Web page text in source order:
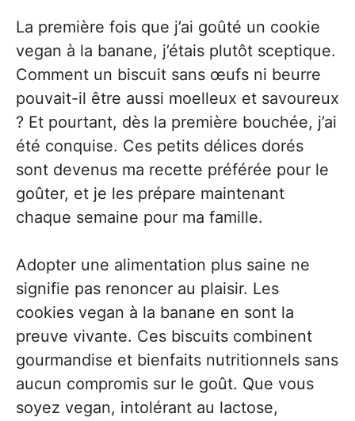
La première fois que j’ai goûté un cookie
vegan à la banane, j’étais plutôt sceptique.
Comment un biscuit sans œufs ni beurre
pouvait-il être aussi moelleux et savoureux
? Et pourtant, dès la première bouchée, j’ai
été conquise. Ces petits délices dorés
sont devenus ma recette préférée pour le
goûter, et je les prépare maintenant
chaque semaine pour ma famille.
Adopter une alimentation plus saine ne
signifie pas renoncer au plaisir. Les
cookies vegan à la banane en sont la
preuve vivante. Ces biscuits combinent
gourmandise et bienfaits nutritionnels sans
aucun compromis sur le goût. Que vous
soyez vegan, intolérant au lactose,